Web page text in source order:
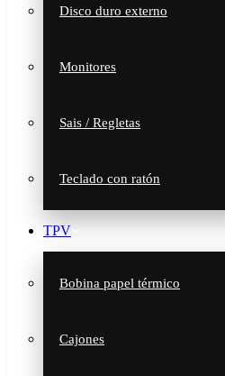
Disco duro externo
Monitores
Sais / Regletas
Teclado con ratón
TPV
Bobina papel térmico
Cajones